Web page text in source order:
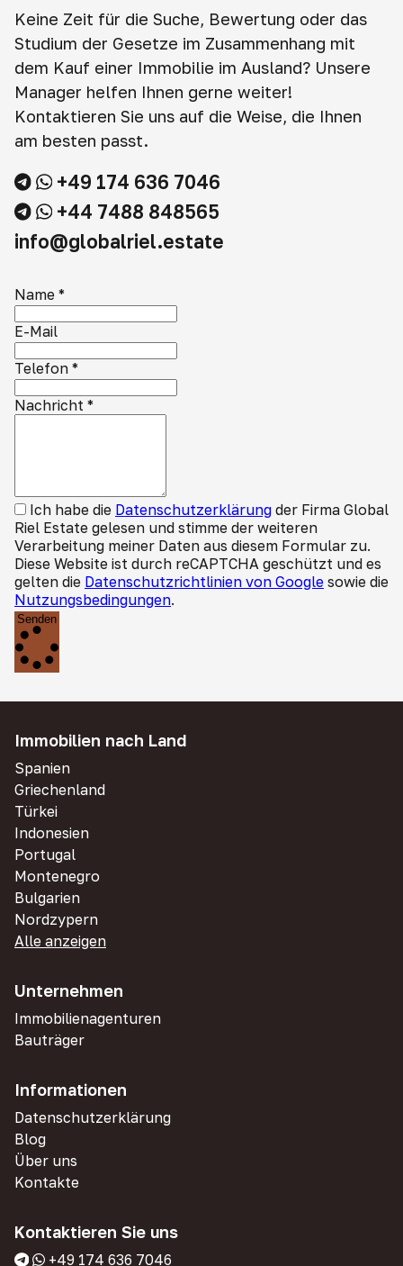
Keine Zeit für die Suche, Bewertung oder das
Studium der Gesetze im Zusammenhang mit
dem Kauf einer Immobilie im Ausland? Unsere
Manager helfen Ihnen gerne weiter!
Kontaktieren Sie uns auf die Weise, die Ihnen
am besten passt.
+49 174 636 7046
+44 7488 848565
info@globalriel.estate
Name *
E-Mail
Telefon *
Nachricht *
Ich habe die Datenschutzerklärung der Firma Global
Riel Estate gelesen und stimme der weiteren
Verarbeitung meiner Daten aus diesem Formular zu.
Diese Website ist durch reCAPTCHA geschützt und es
gelten die Datenschutzrichtlinien von Google sowie die
Nutzungsbedingungen.
Senden
Immobilien nach Land
Spanien
Griechenland
Türkei
Indonesien
Portugal
Montenegro
Bulgarien
Nordzypern
Alle anzeigen
Unternehmen
Immobilienagenturen
Bauträger
Informationen
Datenschutzerklärung
Blog
Über uns
Kontakte
Kontaktieren Sie uns
+49 174 636 7046